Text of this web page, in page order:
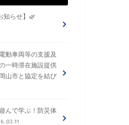
知らせ】🌿
動車両等の支援及
一時滞在施設提供
山市と協定を結び
んで学ぶ！防災体